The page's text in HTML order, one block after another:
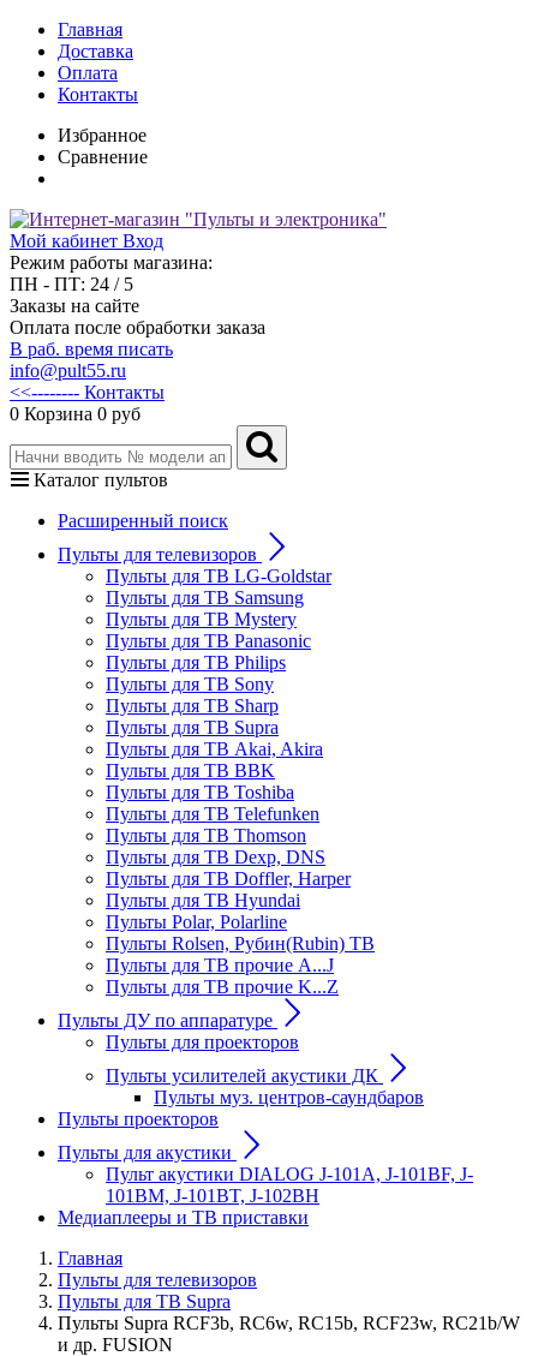
Главная
Доставка
Оплата
Контакты
Избранное
Сравнение
Мой кабинет Вход
Режим работы магазина:
ПН - ПТ: 24 / 5
Заказы на сайте
Оплата после обработки заказа
В раб. время писать
info@pult55.ru
<<-------- Контакты
0 Корзина 0 руб
Каталог пультов
Расширенный поиск
Пульты для телевизоров
Пульты для ТВ LG-Goldstar
Пульты для ТВ Samsung
Пульты для ТВ Mystery
Пульты для ТВ Panasonic
Пульты для ТВ Philips
Пульты для ТВ Sony
Пульты для ТВ Sharp
Пульты для ТВ Supra
Пульты для ТВ Akai, Akira
Пульты для ТВ BBK
Пульты для ТВ Toshiba
Пульты для ТВ Telefunken
Пульты для ТВ Thomson
Пульты для ТВ Dexp, DNS
Пульты для ТВ Doffler, Harper
Пульты для ТВ Hyundai
Пульты Polar, Polarline
Пульты Rolsen, Рубин(Rubin) ТВ
Пульты для ТВ прочие A...J
Пульты для ТВ прочие K...Z
Пульты ДУ по аппаратуре
Пульты для проекторов
Пульты усилителей акустики ДК
Пульты муз. центров-саундбаров
Пульты проекторов
Пульты для акустики
Пульт акустики DIALOG J-101A, J-101BF, J-
101BM, J-101BT, J-102BH
Медиаплееры и ТВ приставки
Главная
Пульты для телевизоров
Пульты для ТВ Supra
Пульты Supra RCF3b, RC6w, RC15b, RCF23w, RC21b/W
и др. FUSION